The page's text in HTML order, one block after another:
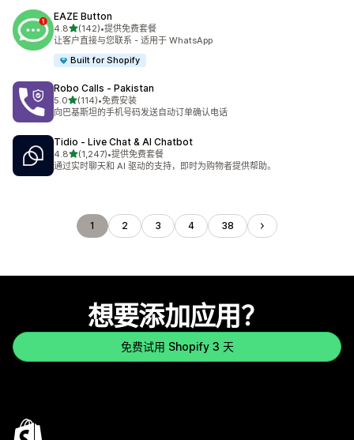
EAZE Button
4.8星（满分 5 星）
(142)
总共 142 条评论
•提供免费套餐
让客户直接与您联系 - 适用于 WhatsApp
Built for Shopify
Robo Calls ‑ Pakistan
5.0星（满分 5 星）
(114)
总共 114 条评论
•免费安装
向巴基斯坦的手机号码发送自动订单确认电话
Tidio ‑ Live Chat & AI Chatbot
4.8星（满分 5 星）
(1,247)
总共 1247 条评论
•提供免费套餐
通过实时聊天和 AI 驱动的支持，即时为购物者提供帮助。
1 2 3 4 38
想要添加应用？
免费试用 Shopify 3 天